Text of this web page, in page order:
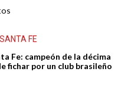
FE
Fe: campeón de la décima
fichar por un club brasileño